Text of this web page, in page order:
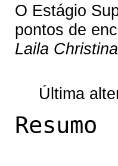
O Estágio
pontos de
Laila
Última
Resumo